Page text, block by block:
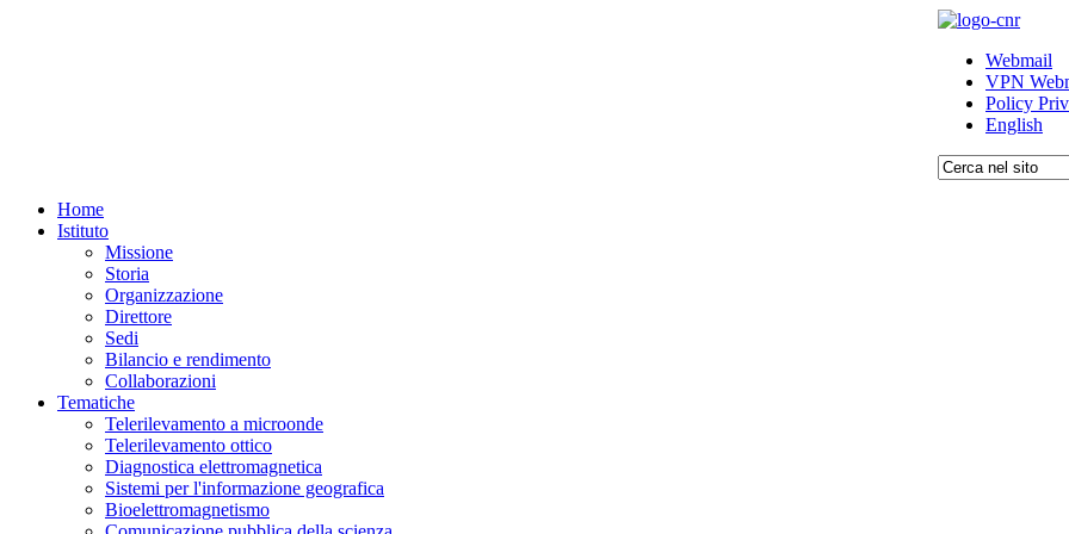
Webmail
VPN
Policy
English
Home
Istituto
Missione
Storia
Organizzazione
Direttore
Sedi
Bilancio e rendimento
Collaborazioni
Tematiche
Telerilevamento a microonde
Telerilevamento ottico
Diagnostica elettromagnetica
Sistemi per l'informazione geografica
Bioelettromagnetismo